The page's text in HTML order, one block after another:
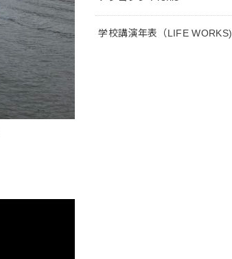
学校講演年表（LIFE WORKS)